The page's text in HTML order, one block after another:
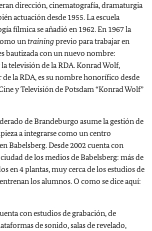
dirección, cinematografía, dramaturgia
actuación desde 1955. La escuela
fílmica se añadió en 1962. En 1967 la
untrainingprevio para trabajar en
bautizada con un nuevo nombre:
televisión de la RDA. Konrad Wolf,
la RDA, es su nombre honorífico desde
y Televisión de Potsdam “Konrad Wolf”
de Brandeburgo asume la gestión de
a integrarse como un centro
Babelsberg.Desde 2002 cuenta con
de los medios de Babelsberg: más de
en 4 plantas, muy cerca de los estudios de
los alumnos. O como se dice aquí:
con estudios de grabación, de
de sonido, salas de revelado,